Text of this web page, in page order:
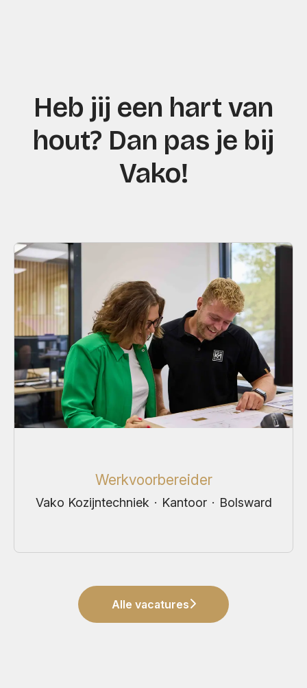
Heb jij een hart van
hout? Dan pas je bij
Vako!
Werkvoorbereider
Vako Kozijntechniek · Kantoor · Bolsward
Alle vacatures